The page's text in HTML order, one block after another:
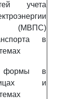
учета
(МВПС)
в
формы в
и